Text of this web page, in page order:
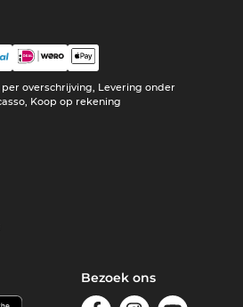
overschrijving, Levering onder
Koop op rekening
Bezoek ons